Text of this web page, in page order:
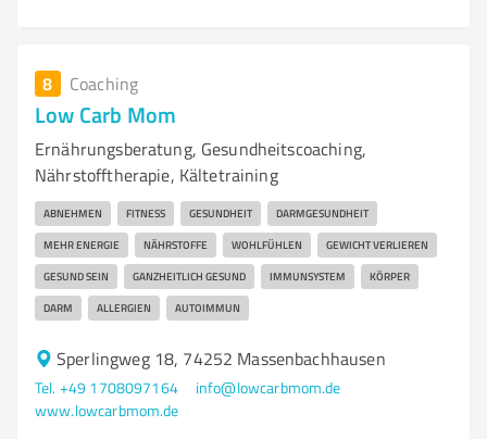
8 Coaching
Low Carb Mom
Ernährungsberatung, Gesundheitscoaching,
Nährstofftherapie, Kältetraining
ABNEHMEN FITNESS GESUNDHEIT DARMGESUNDHEIT
MEHR ENERGIE NÄHRSTOFFE WOHLFÜHLEN GEWICHT VERLIEREN
GESUND SEIN GANZHEITLICH GESUND IMMUNSYSTEM KÖRPER
DARM ALLERGIEN AUTOIMMUN
Sperlingweg 18, 74252 Massenbachhausen
Tel. +49 1708097164
info@lowcarbmom.de
www.lowcarbmom.de